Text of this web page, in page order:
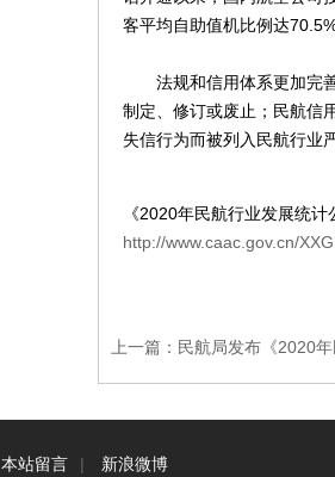
客平均自助值机比例达
法规和信用体系更加完善
制定、修订或废止；民航信
失信行为而被列入民航行业
《2020年民航行业发展统
http://www.caac.gov.cn/
上一篇： 民航局发布《2020
本站留言 |
新浪微博